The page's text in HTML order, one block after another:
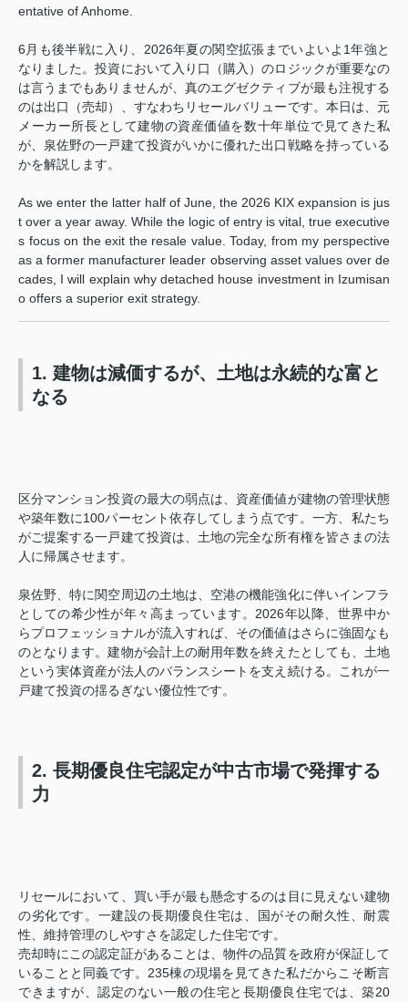
entative of Anhome.
6月も後半戦に入り、2026年夏の関空拡張までいよいよ1年強と
なりました。投資において入り口（購入）のロジックが重要なの
は言うまでもありませんが、真のエグゼクティブが最も注視する
のは出口（売却）、すなわちリセールバリューです。本日は、元
メーカー所長として建物の資産価値を数十年単位で見てきた私
が、泉佐野の一戸建て投資がいかに優れた出口戦略を持っている
かを解説します。
As we enter the latter half of June, the 2026 KIX expansion is jus
t over a year away. While the logic of entry is vital, true executive
s focus on the exit the resale value. Today, from my perspective
as a former manufacturer leader observing asset values over de
cades, I will explain why detached house investment in Izumisan
o offers a superior exit strategy.
1. 建物は減価するが、土地は永続的な富と
なる
区分マンション投資の最大の弱点は、資産価値が建物の管理状態
や築年数に100パーセント依存してしまう点です。一方、私たち
がご提案する一戸建て投資は、土地の完全な所有権を皆さまの法
人に帰属させます。
泉佐野、特に関空周辺の土地は、空港の機能強化に伴いインフラ
としての希少性が年々高まっています。2026年以降、世界中か
らプロフェッショナルが流入すれば、その価値はさらに強固なも
のとなります。建物が会計上の耐用年数を終えたとしても、土地
という実体資産が法人のバランスシートを支え続ける。これが一
戸建て投資の揺るぎない優位性です。
2. 長期優良住宅認定が中古市場で発揮する
力
リセールにおいて、買い手が最も懸念するのは目に見えない建物
の劣化です。一建設の長期優良住宅は、国がその耐久性、耐震
性、維持管理のしやすさを認定した住宅です。
売却時にこの認定証があることは、物件の品質を政府が保証して
いることと同義です。235棟の現場を見てきた私だからこそ断言
できますが、認定のない一般の住宅と長期優良住宅では、築20